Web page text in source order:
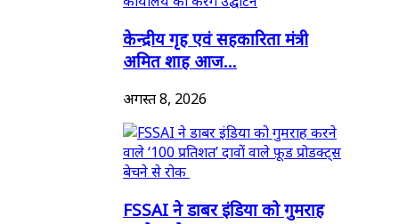
केन्द्रीय गृह एवं सहकारिता मंत्री
अमित शाह आज...
अगस्त 8, 2026
FSSAI ने डाबर इंडिया को गुमराह